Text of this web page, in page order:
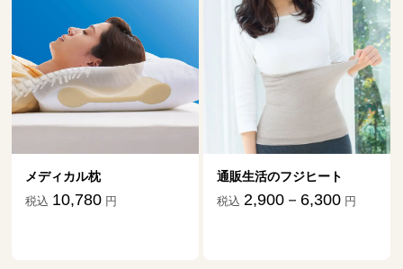
通販生活のフジヒート
税込 2,900－6,300
ダニ捕りマット「これが
祖だ」